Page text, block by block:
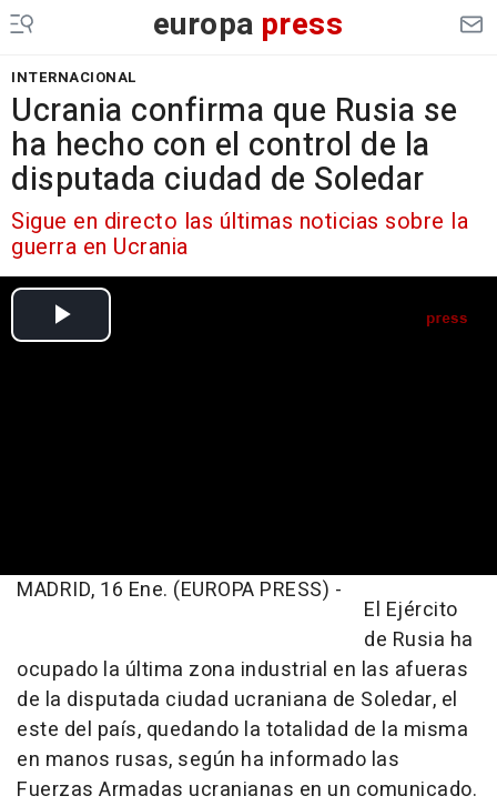
europa press
INTERNACIONAL
Ucrania confirma que Rusia se
ha hecho con el control de la
disputada ciudad de Soledar
Sigue en directo las últimas noticias sobre la
guerra en Ucrania
MADRID, 16 Ene. (EUROPA PRESS) -
El Ejército
de Rusia ha
ocupado la última zona industrial en las afueras
de la disputada ciudad ucraniana de Soledar, el
este del país, quedando la totalidad de la misma
en manos rusas, según ha informado las
Fuerzas Armadas ucranianas en un comunicado.